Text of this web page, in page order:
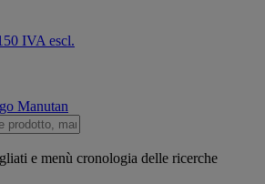
IVA escl.
e menù cronologia delle ricerche